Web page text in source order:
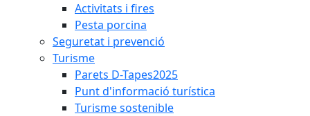
Activitats i fires
Pesta porcina
Seguretat i prevenció
Turisme
Parets D-Tapes2025
Punt d'informació turística
Turisme sostenible